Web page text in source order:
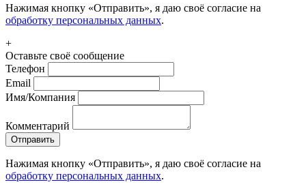
Нажимая кнопку «Отправить», я даю своё согласие на
обработку персональных данных.
+
Оставьте своё сообщение
Телефон
Email
Имя/Компания
Комментарий
Отправить
Нажимая кнопку «Отправить», я даю своё согласие на
обработку персональных данных.